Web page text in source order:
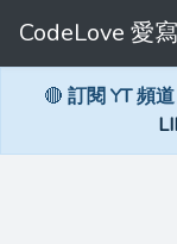
CodeLove 愛
🔴 訂閱 YT 頻道